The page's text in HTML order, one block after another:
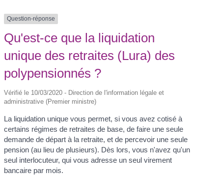
Question-réponse
Qu'est-ce que la liquidation
unique des retraites (Lura) des
polypensionnés ?
Vérifié le 10/03/2020 - Direction de l'information légale et
administrative (Premier ministre)
La liquidation unique vous permet, si vous avez cotisé à
certains régimes de retraites de base, de faire une seule
demande de départ à la retraite, et de percevoir une seule
pension (au lieu de plusieurs). Dès lors, vous n'avez qu'un
seul interlocuteur, qui vous adresse un seul virement
bancaire par mois.